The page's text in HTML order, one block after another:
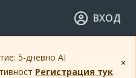
ВХОД
×
5-дневно AI
Регистрация тук.